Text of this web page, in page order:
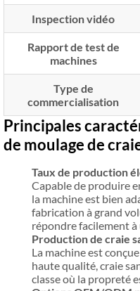
Inspection vidéo
Rapport de test de
machines
Type de
commercialisation
Principales
de moulage de
Taux de production
Capable de produire
la machine est bien
fabrication à grand
répondre facilement
Production de craie
La machine est
haute qualité, craie
classe où la propreté